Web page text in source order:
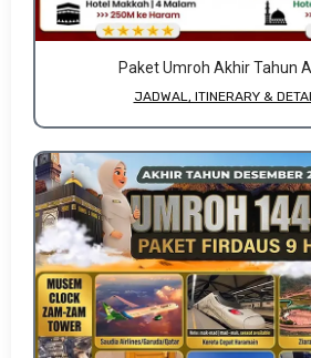
Paket Umroh Akhir Tahun
JADWAL, ITINERARY &